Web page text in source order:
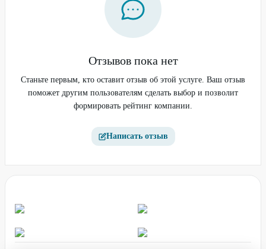
Отзывов пока нет
Станьте первым, кто оставит отзыв об этой услуге. Ваш отзыв
поможет другим пользователям сделать выбор и позволит
формировать рейтинг компании.
Написать отзыв